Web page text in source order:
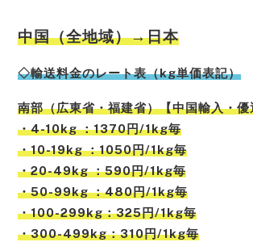
中国（全地域）→日本
◇輸送料金のレート表（kg単価表記）
南部（広東省・福建省）【中国輸入・
・4-10kg ：1370円/1kg毎
・10-19kg ：1050円/1kg毎
・20-49kg ：590円/1kg毎
・50-99kg ：480円/1kg毎
・100-299kg：325円/1kg毎
・300-499kg：310円/1kg毎